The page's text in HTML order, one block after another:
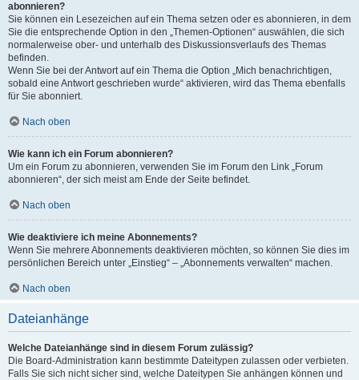
abonnieren?
Sie können ein Lesezeichen auf ein Thema setzen oder es abonnieren, in dem
Sie die entsprechende Option in den „Themen-Optionen“ auswählen, die sich
normalerweise ober- und unterhalb des Diskussionsverlaufs des Themas
befinden.
Wenn Sie bei der Antwort auf ein Thema die Option „Mich benachrichtigen,
sobald eine Antwort geschrieben wurde“ aktivieren, wird das Thema ebenfalls
für Sie abonniert.
Nach oben
Wie kann ich ein Forum abonnieren?
Um ein Forum zu abonnieren, verwenden Sie im Forum den Link „Forum
abonnieren“, der sich meist am Ende der Seite befindet.
Nach oben
Wie deaktiviere ich meine Abonnements?
Wenn Sie mehrere Abonnements deaktivieren möchten, so können Sie dies im
persönlichen Bereich unter „Einstieg“ – „Abonnements verwalten“ machen.
Nach oben
Dateianhänge
Welche Dateianhänge sind in diesem Forum zulässig?
Die Board-Administration kann bestimmte Dateitypen zulassen oder verbieten.
Falls Sie sich nicht sicher sind, welche Dateitypen Sie anhängen können und